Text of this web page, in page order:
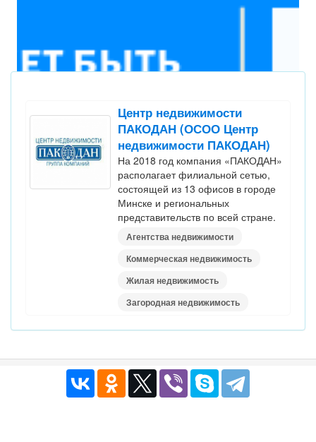
Центр недвижимости
ПАКОДАН (ОСОО Центр
недвижимости ПАКОДАН)
На 2018 год компания «ПАКОДАН»
располагает филиальной сетью,
состоящей из 13 офисов в городе
Минске и региональных
представительств по всей стране.
Агентства недвижимости
Коммерческая недвижимость
Жилая недвижимость
Загородная недвижимость
Публичный договор